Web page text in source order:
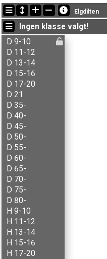
Siste oppdateringer
17:24:04: Alfred Sigstad (N1-åpen)
17:24:04: Eldar F. Ekeberg (N1-åpen
17:24:04: Ingeborg S. Svarttjernet (
Elgdilten
Ingen klasse valgt!
D 9-10
D 11-12
D 13-14
D 15-16
D 17-20
D 21
D 35-
D 40-
D 45-
D 50-
D 55-
D 60-
D 65-
D 70-
D 75-
D 80-
H 9-10
H 11-12
H 13-14
H 15-16
H 17-20